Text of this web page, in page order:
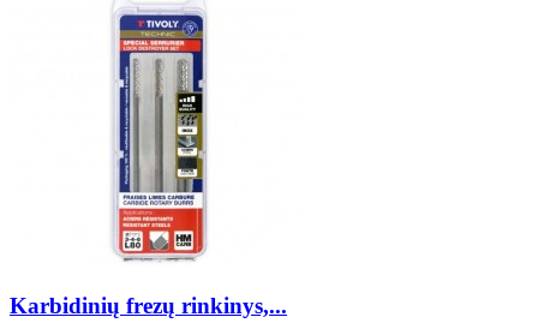
Karbidinių frezų rinkinys,...